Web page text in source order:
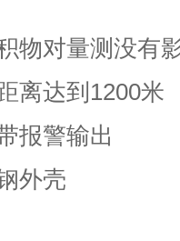
物对量测没有
离达到1200米
报警输出
外壳